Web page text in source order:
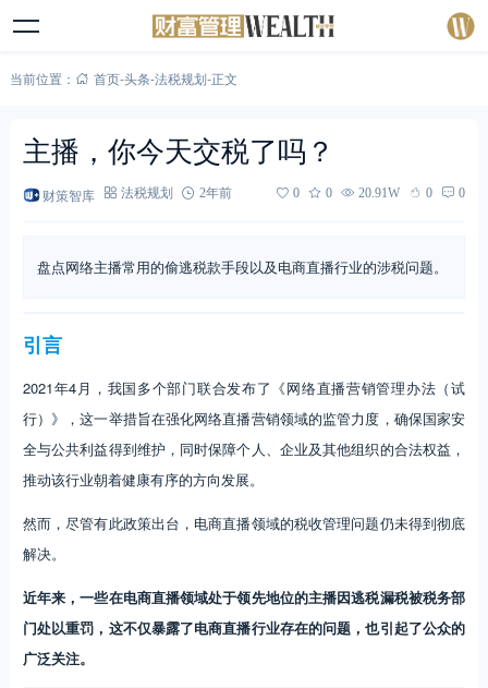
当前位置： 首页-头条-法税规划-正文
主播，你今天交税了吗？
财策智库 法税规划 2年前 0 0 20.91W 0 0
盘点网络主播常用的偷逃税款手段以及电商直播行业的涉税问题。
引言
2021年4月，我国多个部门联合发布了《网络直播营销管理办法（试
行）》，这一举措旨在强化网络直播营销领域的监管力度，确保国家安
全与公共利益得到维护，同时保障个人、企业及其他组织的合法权益，
推动该行业朝着健康有序的方向发展。
然而，尽管有此政策出台，电商直播领域的税收管理问题仍未得到彻底
解决。
近年来，一些在电商直播领域处于领先地位的主播因逃税漏税被税务部
门处以重罚，这不仅暴露了电商直播行业存在的问题，也引起了公众的
广泛关注。